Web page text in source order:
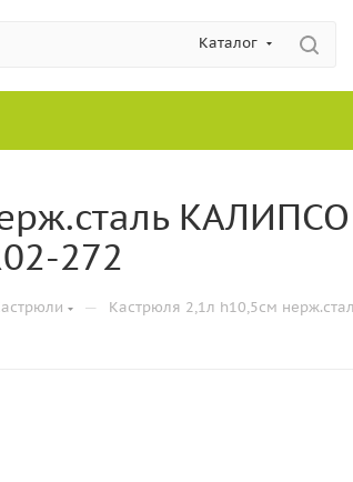
Каталог
272
— Кастрюля 2,1л h10,5см